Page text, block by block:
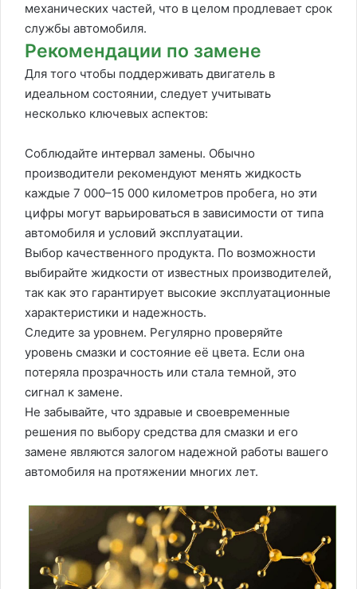
механических частей, что в целом продлевает срок
службы автомобиля.
Рекомендации по замене
Для того чтобы поддерживать двигатель в
идеальном состоянии, следует учитывать
несколько ключевых аспектов:
Соблюдайте интервал замены. Обычно
производители рекомендуют менять жидкость
каждые 7 000–15 000 километров пробега, но эти
цифры могут варьироваться в зависимости от типа
автомобиля и условий эксплуатации.
Выбор качественного продукта. По возможности
выбирайте жидкости от известных производителей,
так как это гарантирует высокие эксплуатационные
характеристики и надежность.
Следите за уровнем. Регулярно проверяйте
уровень смазки и состояние её цвета. Если она
потеряла прозрачность или стала темной, это
сигнал к замене.
Не забывайте, что здравые и своевременные
решения по выбору средства для смазки и его
замене являются залогом надежной работы вашего
автомобиля на протяжении многих лет.